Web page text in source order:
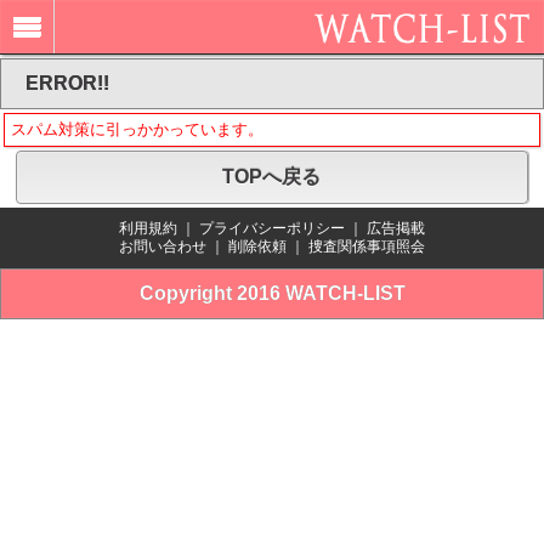
ERROR!!
スパム対策に引っかかっています。
TOPへ戻る
利用規約 プライバシーポリシー
広告掲載
お問い合わせ
削除依頼 捜査関係事項照会
Copyright 2016 WATCH-LIST